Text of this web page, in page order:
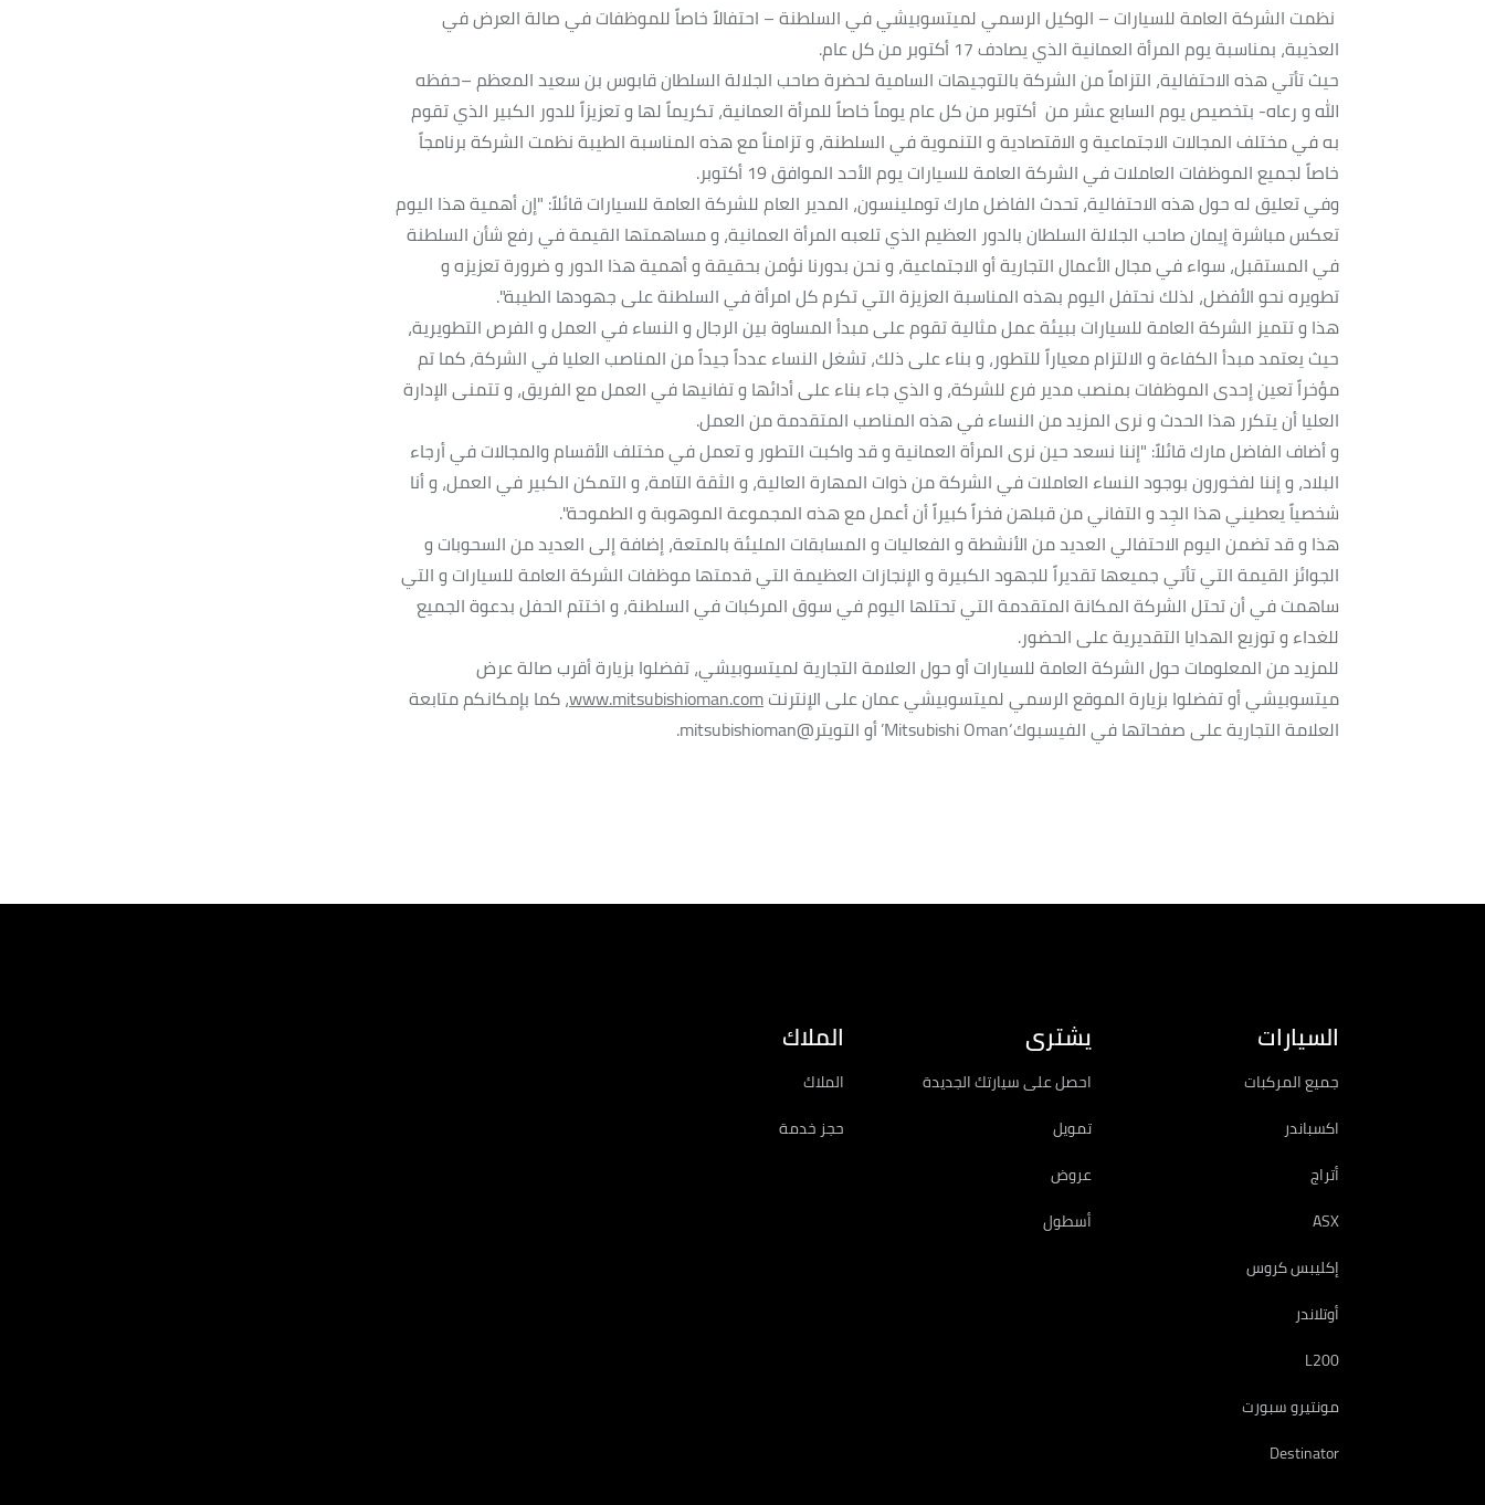
نظمت الشركة العامة للسيارات – الوكيل الرسمي لميتسوبيشي في السلطنة – احتفالاً خاصاً للموظفات في صالة العرض في
العذيبة، بمناسبة يوم المرأة العمانية الذي يصادف 17 أكتوبر من كل عام.
حيث تأتي هذه الاحتفالية، التزاماً من الشركة بالتوجيهات السامية لحضرة صاحب الجلالة السلطان قابوس بن سعيد المعظم –حفظه
الله و رعاه- بتخصيص يوم السابع عشر من أكتوبر من كل عام يوماً خاصاً للمرأة العمانية، تكريماً لها و تعزيزاً للدور الكبير الذي تقوم
به في مختلف المجالات الاجتماعية و الاقتصادية و التنموية في السلطنة، و تزامناً مع هذه المناسبة الطيبة نظمت الشركة برنامجاً
خاصاً لجميع الموظفات العاملات في الشركة العامة للسيارات يوم الأحد الموافق 19 أكتوبر.
وفي تعليق له حول هذه الاحتفالية، تحدث الفاضل مارك توملينسون، المدير العام للشركة العامة للسيارات قائلاً: "إن أهمية هذا اليوم
تعكس مباشرة إيمان صاحب الجلالة السلطان بالدور العظيم الذي تلعبه المرأة العمانية، و مساهمتها القيمة في رفع شأن السلطنة
في المستقبل، سواء في مجال الأعمال التجارية أو الاجتماعية، و نحن بدورنا نؤمن بحقيقة و أهمية هذا الدور و ضرورة تعزيزه و
تطويره نحو الأفضل، لذلك نحتفل اليوم بهذه المناسبة العزيزة التي تكرم كل امرأة في السلطنة على جهودها الطيبة".
هذا و تتميز الشركة العامة للسيارات ببيئة عمل مثالية تقوم على مبدأ المساوة بين الرجال و النساء في العمل و الفرص التطويرية،
حيث يعتمد مبدأ الكفاءة و الالتزام معياراً للتطور، و بناء على ذلك، تشغل النساء عدداً جيداً من المناصب العليا في الشركة، كما تم
مؤخراً تعين إحدى الموظفات بمنصب مدير فرع للشركة، و الذي جاء بناء على أدائها و تفانيها في العمل مع الفريق، و تتمنى الإدارة
العليا أن يتكرر هذا الحدث و نرى المزيد من النساء في هذه المناصب المتقدمة من العمل.
و أضاف الفاضل مارك قائلاً: "إننا نسعد حين نرى المرأة العمانية و قد واكبت التطور و تعمل في مختلف الأقسام والمجالات في أرجاء
البلاد، و إننا لفخورون بوجود النساء العاملات في الشركة من ذوات المهارة العالية، و الثقة التامة، و التمكن الكبير في العمل، و أنا
شخصياً يعطيني هذا الجِد و التفاني من قبلهن فخراً كبيراً أن أعمل مع هذه المجموعة الموهوبة و الطموحة".
هذا و قد تضمن اليوم الاحتفالي العديد من الأنشطة و الفعاليات و المسابقات المليئة بالمتعة، إضافة إلى العديد من السحوبات و
الجوائز القيمة التي تأتي جميعها تقديراً للجهود الكبيرة و الإنجازات العظيمة التي قدمتها موظفات الشركة العامة للسيارات و التي
ساهمت في أن تحتل الشركة المكانة المتقدمة التي تحتلها اليوم في سوق المركبات في السلطنة، و اختتم الحفل بدعوة الجميع
للغداء و توزيع الهدايا التقديرية على الحضور.
للمزيد من المعلومات حول الشركة العامة للسيارات أو حول العلامة التجارية لميتسوبيشي، تفضلوا بزيارة أقرب صالة عرض
ميتسوبيشي أو تفضلوا بزيارة الموقع الرسمي لميتسوبيشي عمان على الإنترنتwww.mitsubishioman.com، كما بإمكانكم متابعة
العلامة التجارية على صفحاتها في الفيسبوك‘Mitsubishi Oman’ أو التويتر@mitsubishioman.
السيارات
جميع المركبات
اكسباندر
أتراج
ASX
إكليبس كروس
أوتلاندر
L200
مونتيرو سبورت
Destinator
يشترى
احصل على سيارتك الجديدة
تمويل
عروض
أسطول
الملاك
الملاك
حجز خدمة